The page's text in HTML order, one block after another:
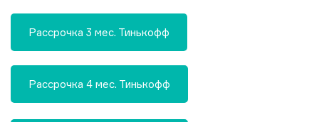
Рассрочка 3 мес. Тинькофф
Рассрочка 4 мес. Тинькофф